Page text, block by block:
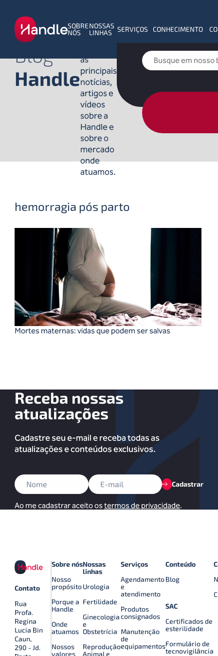
SOBRE
NÓS
NOSSAS
LINHAS
SERVIÇOS CONHECIMENTO
Blog
Handle
as
principais
notícias,
artigos e
vídeos
sobre a
Handle e
sobre o
mercado
onde
atuamos.
hemorragia pós parto
Mortes maternas: vidas que podem ser salvas
Receba nossas
atualizações
Cadastre seu e-mail e receba todas as
atualizações e conteúdos exclusivos.
Cadastrar
Ao me cadastrar aceito ostermos de privacidade.
Contato
Rua
Profa.
Regina
Lucia Bin
Caun,
290 - Jd.
Sobre nós
Nosso
propósito
Porque a
Handle
Onde
atuamos
Nossos
valores
Nossas
linhas
Urologia
Fertilidade
Ginecologia
e
Obstetrícia
Reprodução
Animal e
Serviços
Agendamento
e
atendimento
Produtos
consignados
Manutenção
de
equipamentos
Conteúdo
Blog
SAC
Certificados de
esterilidade
Formulário de
tecnovigilância